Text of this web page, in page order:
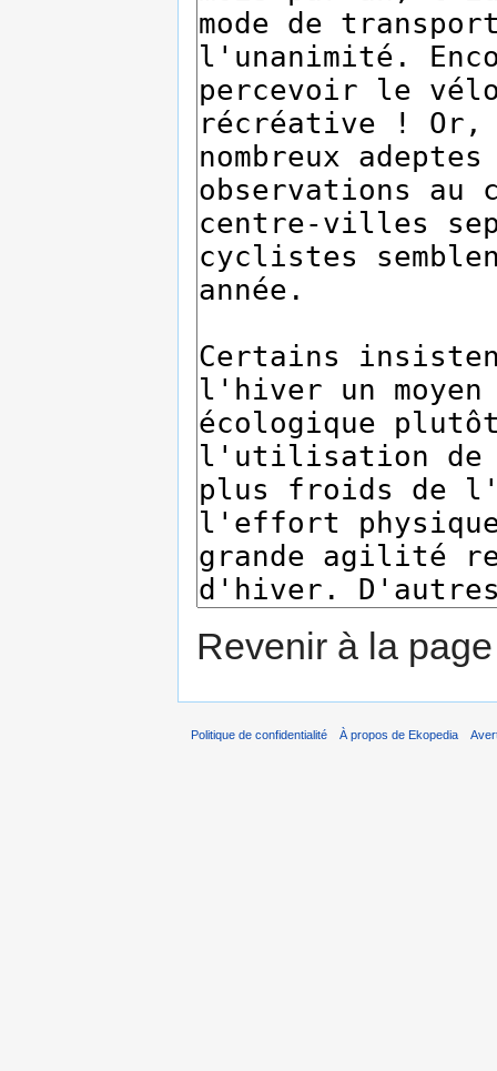
Revenir à la
Politique de confidentialité À propos de Ekopedia